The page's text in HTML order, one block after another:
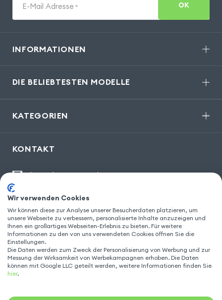
E-Mail Adresse * OK
INFORMATIONEN
DIE BELIEBTESTEN MODELLE
KATEGORIEN
KONTAKT
kontakt@gsm55.de
30, bis rue Girard
FOLGEN SIE UNS
Wir verwenden Cookies
Wir können diese zur Analyse unserer Besucherdaten platzieren, um
unsere Webseite zu verbessern, personalisierte Inhalte anzuzeigen und
Ihnen ein großartiges Webseiten-Erlebnis zu bieten. Für weitere
Informationen zu den von uns verwendeten Cookies öffnen Sie die
Einstellungen.
Die Daten werden zum Zweck der Personalisierung von Werbung und zur
Messung der Wirksamkeit von Werbekampagnen erhoben. Die Daten
können mit Google LLC geteilt werden, weitere Informationen finden Sie
hier.